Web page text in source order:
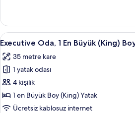
Yatak
hakkında
daha
detay
Executive
Oda,
1
En
Büyük
(King)
Boy
Kaliteli
9
Executive Oda, 1 En Büyük (King)
35 metre kare
1 yatak odası
4 kişilik
1 en Büyük Boy (King) Yatak
Ücretsiz kablosuz internet